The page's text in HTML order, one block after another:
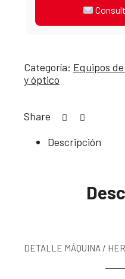
Categoría: Equipos
y óptico
Share
Descripción
DETALLE MÁQUINA /